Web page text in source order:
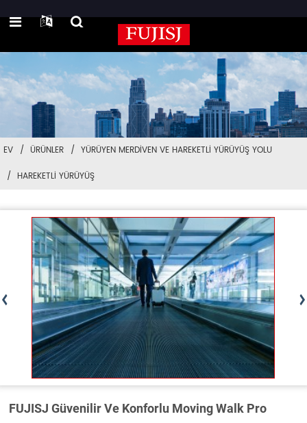
EV ÜRÜNLER
YÜRÜYEN MERDIVEN VE HAREKETLI YÜRÜYÜŞ YOLU
HAREKETLI YÜRÜYÜŞ
FUJISJ Güvenilir Ve Konforlu Moving Walk Pro